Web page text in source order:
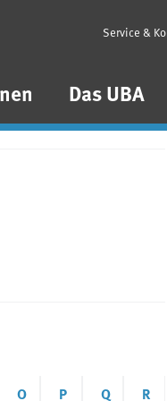
Das UBA
Service &
O P Q R